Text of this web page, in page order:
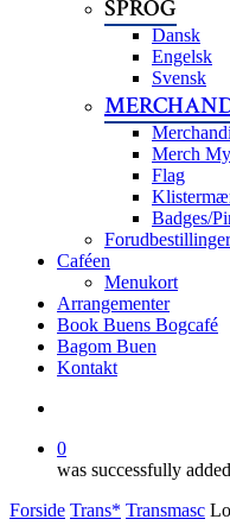
SPROG
Dansk
Engelsk
Svensk
Merch
Flag
Badges/
Forudbestillinger
Caféen
Menukort
Arrangementer
Book Buens Bogcafé
Bagom Buen
Kontakt
0
was successfully
Forside Trans* Transmasc